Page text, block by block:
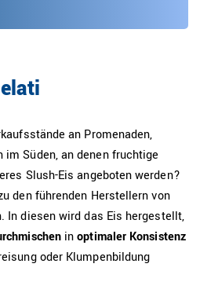
an Promenaden,
Süden, an denen fruchtige
Slush-Eis angeboten werden?
den führenden Herstellern von
In diesen wird das Eis hergestellt,
inoptimaler Konsistenz
oder Klumpenbildung